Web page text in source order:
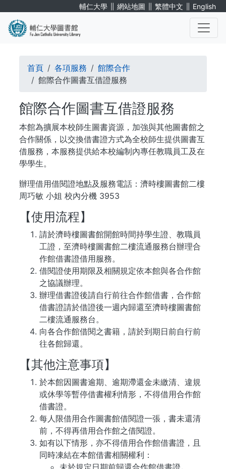
輔仁大學 ∥ 網站地圖 ∥ 繁體中文 ∥ English
導
航
連
結
首頁 各項服務
館際合作
館際合作圖書互借證服務
館際合作圖書互借證服務
本館為擴展本校師生圖書資源，加強與其他圖書館之
合作關係，以交換借書證方式為全校師生提供圖書互
借服務，本服務提供給本校編制內專任教職員工及在
學學生。
辦理借用借閱證地點及服務電話：濟時樓圖書館二樓
周巧敏 小姐 校內分機 3953
【使用流程】
請於濟時樓圖書館開館時間持學生證、教職員
工證，至濟時樓圖書館二樓流通服務台辦理合
作館借書證借用服務。
借閱證使用期限及相關規定依本館與各合作館
之協議辦理。
辦理借書證後請自行前往合作館借書，合作館
借書證請於借證後一週內歸還至濟時樓圖書館
二樓流通服務台。
向各合作館借閱之書籍，請於到期日前自行前
往各館歸還。
【其他注意事項】
於本館因圖書逾期、逾期滯還金未繳清、違規
或休學等暫停借書權利情形，不得借用合作館
借書證。
每人限借用合作圖書館借閱證一張，書未還清
前，不得再借用合作館之借閱證。
如有以下情形，亦不得借用合作館借書證，且
同時凍結在本館借書相關權利：
未於規定日期前歸還合作館借書證。